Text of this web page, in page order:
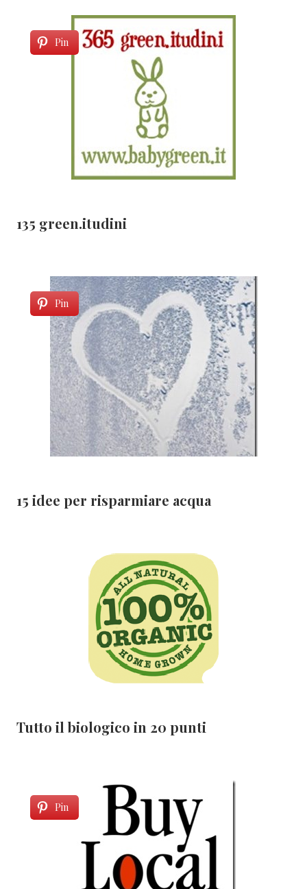
Pin
135 green.itudini
Pin
15 idee per risparmiare acqua
Tutto il biologico in 20 punti
Pin